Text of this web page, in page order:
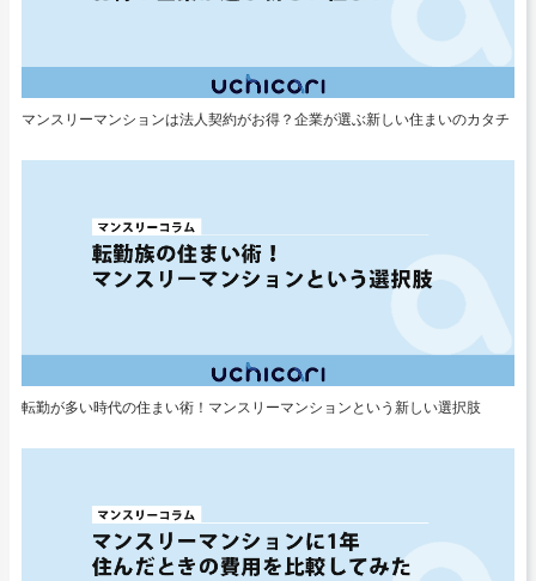
マンスリーマンションは法人契約がお得？企業が選ぶ新しい住まいのカタチ
転勤が多い時代の住まい術！マンスリーマンションという新しい選択肢